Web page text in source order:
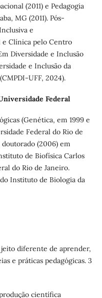
(2011) e Pedagogia
MG (2011). Pós-
e
e Clínica pelo Centro
Diversidade e Inclusão
e Inclusão da
UFF, 2024).
Federal
(Genética, em 1999 e
Federal do Rio de
(2006) em
de Biofísica Carlos
do Rio de Janeiro.
Instituto de Biologia da
diferente de aprender,
e práticas pedagógicas. 3
científica